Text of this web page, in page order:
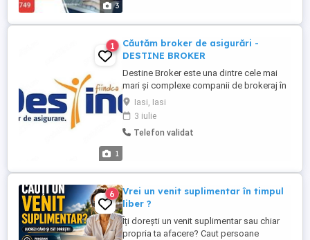
3
1
1
Căutăm broker de asigurări -
DESTINE BROKER
Destine Broker este una dintre cele mai
mari și complexe companii de brokeraj în
asigurări din România, cu o gamă variată
de produse și servicii pentru clienți. Ce îți
oferim? Job part-time, flexibil Lucrezi de
acasă sau de la birou Poți avea un alt job
Iasi, Iasi
3 iulie
Telefon validat
6
Vrei un venit suplimentar în timpul
liber ?
Îți dorești un venit suplimentar sau chiar
propria ta afacere? Caut persoane